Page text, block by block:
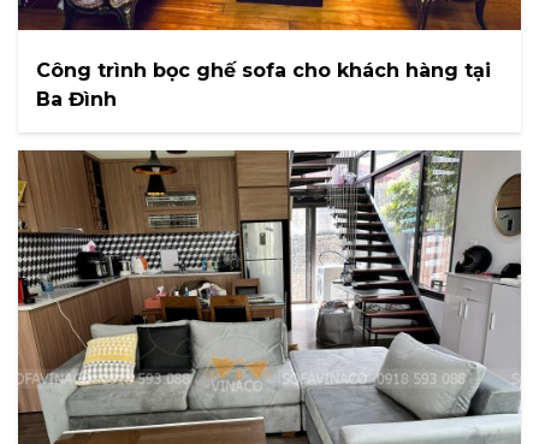
Công trình bọc ghế sofa cho khách hàng tại
Ba Đình